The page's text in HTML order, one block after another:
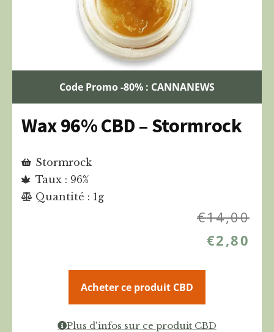
Code Promo -80% : CANNANEWS
Wax 96% CBD – Stormrock
Stormrock
Taux : 96%
Quantité : 1g
€14,00
€2,80
Acheter ce produit CBD
Plus d'infos sur ce produit CBD